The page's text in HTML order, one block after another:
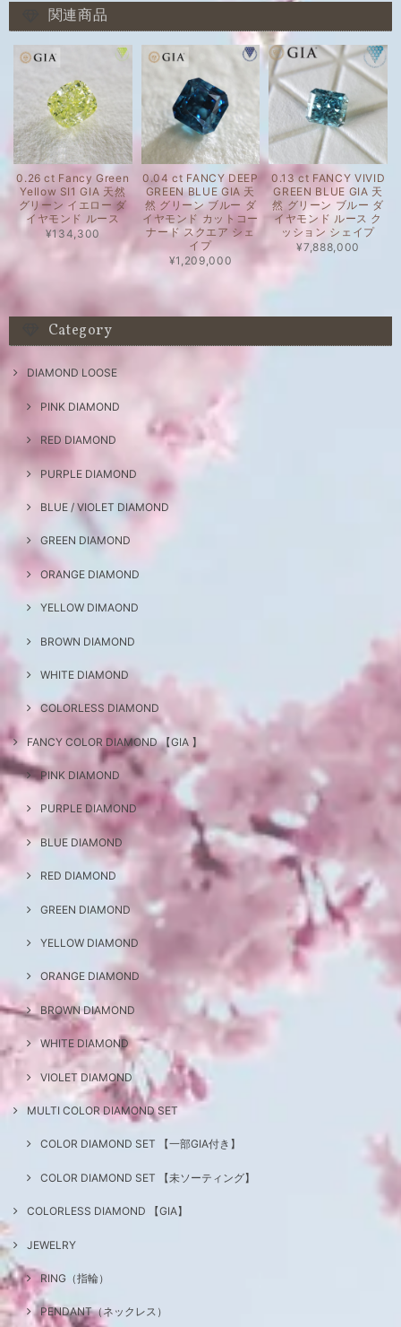
関連商品
0.26 ct Fancy Green
Yellow SI1 GIA 天然
グリーン イエロー ダ
イヤモンド ルース
¥134,300
0.04 ct FANCY DEEP
GREEN BLUE GIA 天
然 グリーン ブルー ダ
イヤモンド カットコー
ナード スクエア シェ
イプ
¥1,209,000
0.13 ct FANCY VIVID
GREEN BLUE GIA 天
然 グリーン ブルー ダ
イヤモンド ルース ク
ッション シェイプ
¥7,888,000
Category
DIAMOND LOOSE
PINK DIAMOND
RED DIAMOND
PURPLE DIAMOND
BLUE / VIOLET DIAMOND
GREEN DIAMOND
ORANGE DIAMOND
YELLOW DIMAOND
BROWN DIAMOND
WHITE DIAMOND
COLORLESS DIAMOND
FANCY COLOR DIAMOND 【GIA 】
PINK DIAMOND
PURPLE DIAMOND
BLUE DIAMOND
RED DIAMOND
GREEN DIAMOND
YELLOW DIAMOND
ORANGE DIAMOND
BROWN DIAMOND
WHITE DIAMOND
VIOLET DIAMOND
MULTI COLOR DIAMOND SET
COLOR DIAMOND SET 【一部GIA付き】
COLOR DIAMOND SET 【未ソーティング】
COLORLESS DIAMOND 【GIA】
JEWELRY
RING（指輪）
PENDANT（ネックレス）